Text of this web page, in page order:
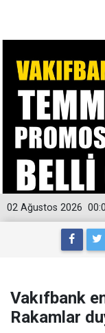
02 Ağustos 2026
Vakıfbank
Rakamlar